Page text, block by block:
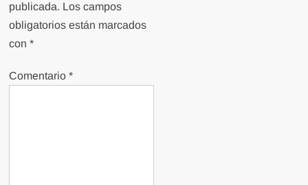
publicada. Los campos
obligatorios están marcados
con*
Comentario*